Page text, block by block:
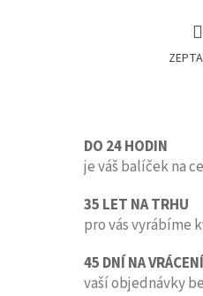
DO 24 HODIN
je váš balíček na
35 LET NA TRHU
pro vás vyrábíme
45 DNÍ NA VRÁCENÍ
vaší objednávky